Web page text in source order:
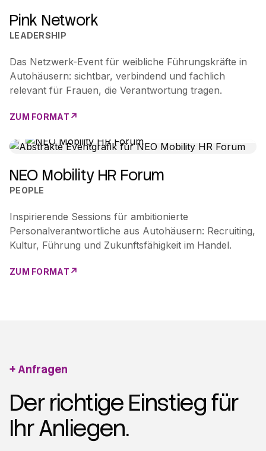
Pink Network
LEADERSHIP
Das Netzwerk-Event für weibliche Führungskräfte in
Autohäusern: sichtbar, verbindend und fachlich
relevant für Frauen, die Verantwortung tragen.
ZUM FORMAT
NEO Mobility HR Forum
PEOPLE
Inspirierende Sessions für ambitionierte
Personalverantwortliche aus Autohäusern: Recruiting,
Kultur, Führung und Zukunftsfähigkeit im Handel.
ZUM FORMAT
Anfragen
Der richtige Einstieg für
Ihr Anliegen.